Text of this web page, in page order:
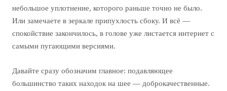
небольшое уплотнение, которого раньше точно не было.
Или замечаете в зеркале припухлость сбоку. И всё —
спокойствие закончилось, в голове уже листается интернет с
самыми пугающими версиями.
Давайте сразу обозначим главное: подавляющее
большинство таких находок на шее — доброкачественные.